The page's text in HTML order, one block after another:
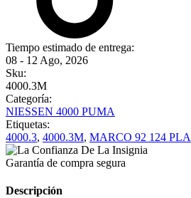
Tiempo estimado de entrega:
08 - 12 Ago, 2026
Sku:
4000.3M
Categoría:
NIESSEN 4000 PUMA
Etiquetas:
4000.3, 4000.3M, MARCO 92 124
Garantía de compra segura
Descripción